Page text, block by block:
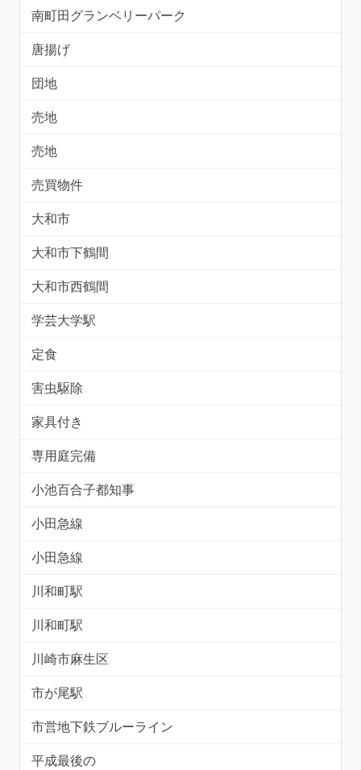
南町田グランベリーパーク
唐揚げ
団地
売地
売地
売買物件
大和市
大和市下鶴間
大和市西鶴間
学芸大学駅
定食
害虫駆除
家具付き
専用庭完備
小池百合子都知事
小田急線
小田急線
川和町駅
川和町駅
川崎市麻生区
市が尾駅
市営地下鉄ブルーライン
平成最後の